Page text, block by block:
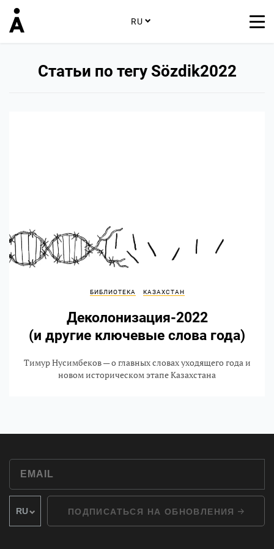
RU
Статьи по тегу Sözdik2022
БИБЛИОТЕКА КАЗАХСТАН
Деколонизация-2022
(и другие ключевые слова года)
Тимур Нусимбеков — о главных словах уходящего года и
новом историческом этапе Казахстана
ПОДПИСАТЬСЯ НА ОБНОВЛЕНИЯ